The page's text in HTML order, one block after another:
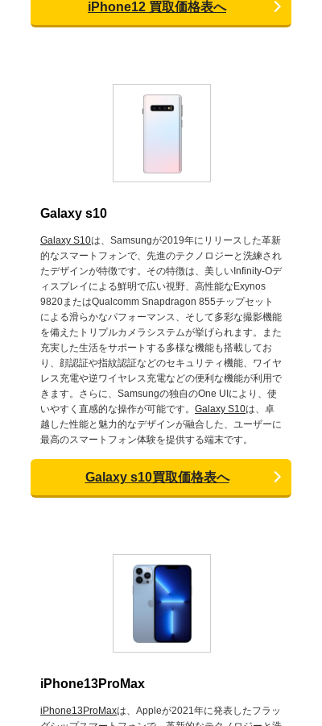
iPhone12 買取価格表へ
Galaxy s10
Galaxy S10は、Samsungが2019年にリリースした革新
的なスマートフォンで、先進のテクノロジーと洗練され
たデザインが特徴です。その特徴は、美しいInfinity-Oデ
ィスプレイによる鮮明で広い視野、高性能なExynos
9820またはQualcomm Snapdragon 855チップセット
による滑らかなパフォーマンス、そして多彩な撮影機能
を備えたトリプルカメラシステムが挙げられます。また
充実した生活をサポートする多様な機能も搭載してお
り、顔認証や指紋認証などのセキュリティ機能、ワイヤ
レス充電や逆ワイヤレス充電などの便利な機能が利用で
きます。さらに、Samsungの独自のOne UIにより、使
いやすく直感的な操作が可能です。 Galaxy S10は、卓
越した性能と魅力的なデザインが融合した、ユーザーに
最高のスマートフォン体験を提供する端末です。
Galaxy s10買取価格表へ
iPhone13ProMax
iPhone13ProMaxは、Appleが2021年に発表したフラッ